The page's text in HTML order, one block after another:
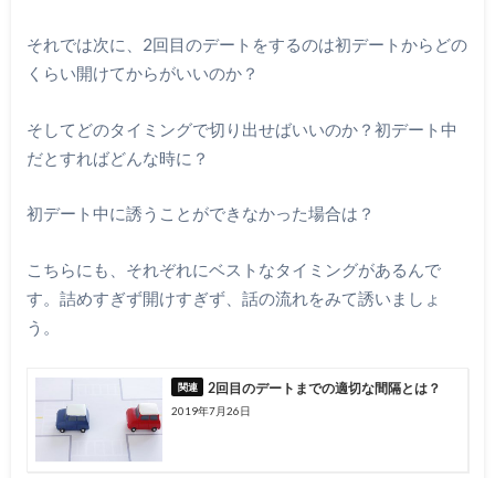
それでは次に、2回目のデートをするのは初デートからどの
くらい開けてからがいいのか？
そしてどのタイミングで切り出せばいいのか？初デート中
だとすればどんな時に？
初デート中に誘うことができなかった場合は？
こちらにも、それぞれにベストなタイミングがあるんで
す。詰めすぎず開けすぎず、話の流れをみて誘いましょ
う。
2回目のデートまでの適切な間隔とは？
2019年7月26日